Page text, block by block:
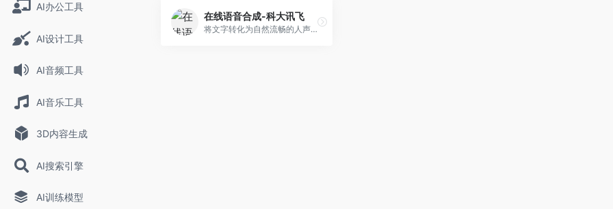
AI办公工具
AI设计工具
AI音频工具
AI音乐工具
3D内容生成
AI搜索引擎
AI训练模型
在线语音合成-科大讯飞
将文字转化为自然流畅的人声，提供100+发音人供您选择，支持多语种、多方言和中英混合，可灵活配置音频参数。